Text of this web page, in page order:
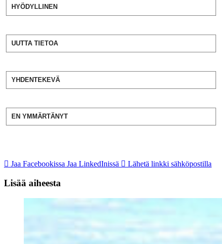
HYÖDYLLINEN
UUTTA TIETOA
YHDENTEKEVÄ
EN YMMÄRTÄNYT
Jaa Facebookissa Jaa LinkedInissä Lähetä linkki sähköpostilla
Lisää aiheesta